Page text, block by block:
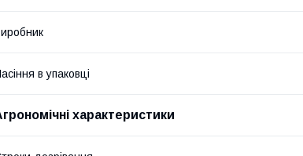
в упаковці
характеристики